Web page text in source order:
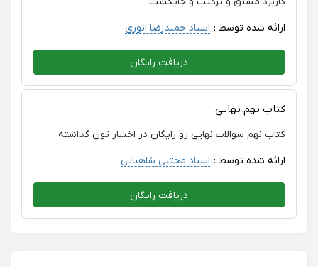
ارائه شده توسط : استاد حمیدرضا انوری
دریافت رایگان
کتاب نهم نهایی
کتاب نهم سوالات نهایی رو رایگان در اختیار تون گذاشته
ارائه شده توسط : استاد مجتبی شاهبایی
دریافت رایگان